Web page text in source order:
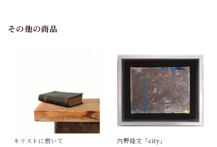
その他の商品
キリストに倣いて 内野隆文「city」